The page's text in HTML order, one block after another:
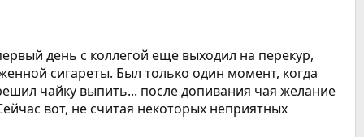
день с коллегой еще выходил на перекур,
сигареты. Был только один момент, когда
чайку выпить... после допивания чая желание
вот, не считая некоторых неприятных